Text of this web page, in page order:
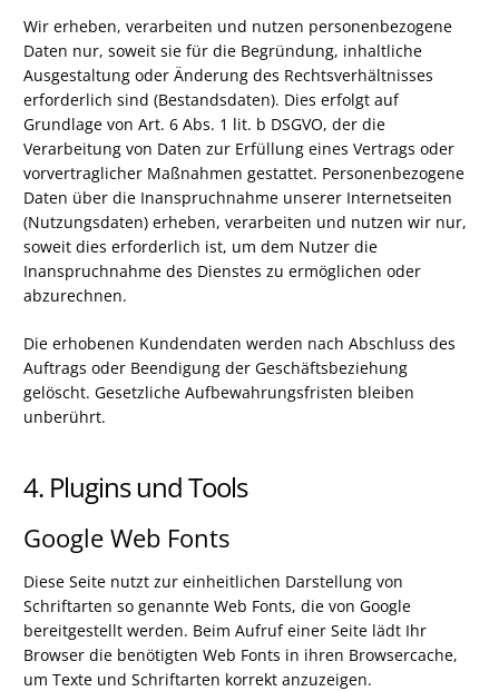
Wir erheben, verarbeiten und nutzen personenbezogene
Daten nur, soweit sie für die Begründung, inhaltliche
Ausgestaltung oder Änderung des Rechtsverhältnisses
erforderlich sind (Bestandsdaten). Dies erfolgt auf
Grundlage von Art. 6 Abs. 1 lit. b DSGVO, der die
Verarbeitung von Daten zur Erfüllung eines Vertrags oder
vorvertraglicher Maßnahmen gestattet. Personenbezogene
Daten über die Inanspruchnahme unserer Internetseiten
(Nutzungsdaten) erheben, verarbeiten und nutzen wir nur,
soweit dies erforderlich ist, um dem Nutzer die
Inanspruchnahme des Dienstes zu ermöglichen oder
abzurechnen.
Die erhobenen Kundendaten werden nach Abschluss des
Auftrags oder Beendigung der Geschäftsbeziehung
gelöscht. Gesetzliche Aufbewahrungsfristen bleiben
unberührt.
4. Plugins und Tools
Google Web Fonts
Diese Seite nutzt zur einheitlichen Darstellung von
Schriftarten so genannte Web Fonts, die von Google
bereitgestellt werden. Beim Aufruf einer Seite lädt Ihr
Browser die benötigten Web Fonts in ihren Browsercache,
um Texte und Schriftarten korrekt anzuzeigen.